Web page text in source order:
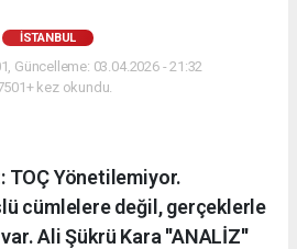
İSTANBUL
Güncelleme: 03.04.2026 - 21:32
kez okundu.
TOÇ Yönetilemiyor.
cümlelere değil, gerçeklerle
Ali Şükrü Kara ''ANALİZ''